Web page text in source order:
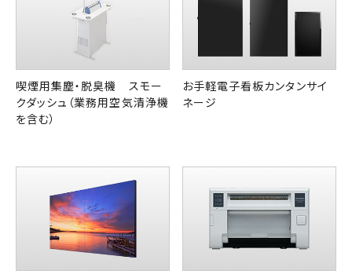
喫煙用集塵・脱臭機 スモー
クダッシュ（業務用空気清浄機
を含む）
お手軽電子看板カンタンサイ
ネージ